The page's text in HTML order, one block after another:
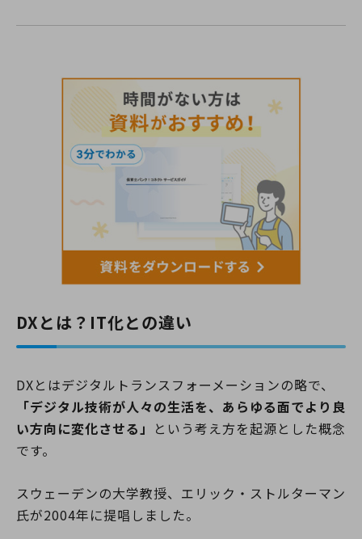
DXとは？IT化との違い
DXとはデジタルトランスフォーメーションの略で、
「デジタル技術が人々の生活を、あらゆる面でより良
い方向に変化させる」 という考え方を起源とした概念
です。
スウェーデンの大学教授、エリック・ストルターマン
氏が2004年に提唱しました。